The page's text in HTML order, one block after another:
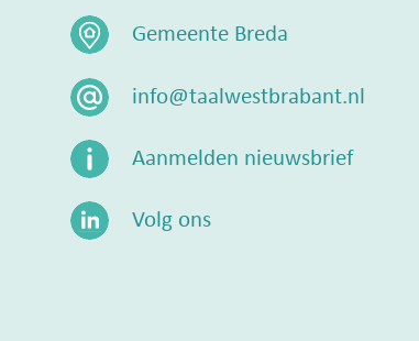
Gemeente Breda
info@taalwestbrabant.nl
Aanmelden nieuwsbrief
Volg ons